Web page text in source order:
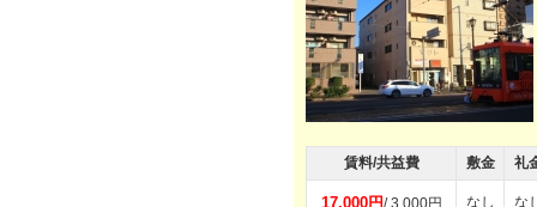
賃料/共益費 敷金 礼
17,000円/ 3,000円 なし な